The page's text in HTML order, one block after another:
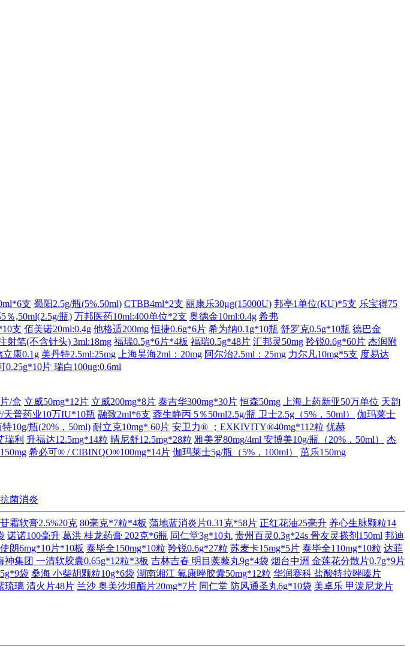
支 蜀阳2.5g/瓶(5%,50ml) CTBB4ml*2支 丽康乐30μg(15000U) 邦亭1单位(KU)*5支 乐宝得75
％,50ml(2.5g/瓶) 万邦医药10ml:400单位*2支 奥德金10ml:0.4g 希弗
支 佰美诺20ml:0.4g 他格适200mg 恒捷0.6g*6片 希为纳0.1g*10瓶 舒罗克0.5g*10瓶 德巴金
射笔(不含针头) 3ml:18mg 福瑞0.5g*6片*4板 福瑞0.5g*48片 汇邦灵50mg 羚锐0.6g*60片 杰润附
立康0.1g 美丹特2.5ml:25mg 上海昊海2ml：20mg 阿尔治2.5ml：25mg 力尔凡10mg*5支 度易达
0.25g*10片 瑞白100ug:0.6ml
/盒 立威50mg*12片 立威200mg*8片 泰吉华300mg*30片 恒森50mg 上海上药新亚50万单位 天韵
天普药业10万IU*10瓶 融致2ml*6支 蓉生静丙 5％50ml2.5g/瓶 卫士2.5g（5%，50ml）
伽玛莱士
特10g/瓶(20%，50ml) 耐立克10mg* 60片 安卫力® ；EXKIVITY®40mg*112粒 优赫
瑞利 升福达12.5mg*14粒 晴尼舒12.5mg*28粒 雅美罗80mg/4ml 安博美10g/瓶（20%，50ml）
杰
希必可® / CIBINQO®100mg*14片 伽玛莱士5g/瓶（5%，100ml）
茁乐150mg
抗菌消炎
霜软膏2.5%20克 80毫克*7粒*4板 蒲地蓝消炎片0.31克*58片 正红花油25毫升 养心生脉颗粒14
诺诺100毫升 葛洪 桂龙药膏 202克*6瓶 同仁堂3g*10丸 贵州百灵0.3g*24s 骨友灵搽剂150ml 邦迪
朗6mg*10片*10板 泰毕全150mg*10粒 羚锐0.6g*27粒 苏麦卡15mg*5片 泰毕全110mg*10粒 达菲
神集团 一清软胶囊0.65g*12粒*3板 吉林吉春 明目蒺藜丸9g*4袋 烟台中洲 金莲花分散片0.7g*9片
袋 桑海 小柴胡颗粒10g*6袋 湖南湘江 氟康唑胶囊50mg*12粒 华润赛科 盐酸特拉唑嗪片
琉璃 清火片48片 兰沙 奥美沙坦酯片20mg*7片 同仁堂 防风通圣丸6g*10袋 美卓乐 甲泼尼龙片